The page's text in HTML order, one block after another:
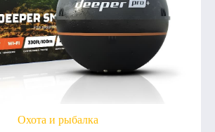
Охота и рыбалка